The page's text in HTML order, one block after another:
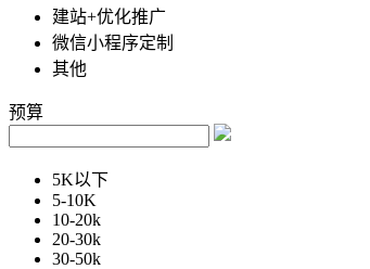
建站+优化推广
微信小程序定制
其他
预算
5K以下
5-10K
10-20k
20-30k
30-50k